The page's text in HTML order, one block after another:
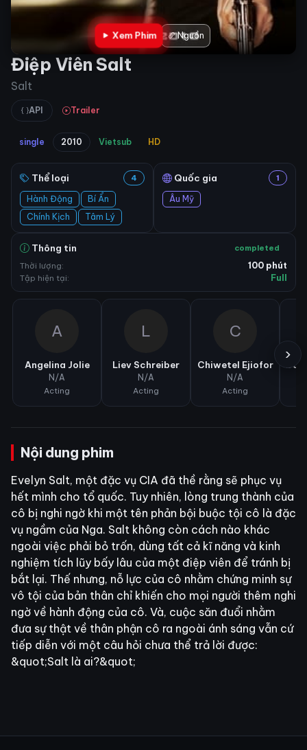
Xem Phim Nguồn
Điệp Viên Salt
Salt
API Trailer
single 2010 Vietsub HD
Thể loại 4
Hành Động
Bí Ẩn
Chính Kịch
Tâm Lý
Quốc gia 1
Âu Mỹ
Thông tin completed
Thời lượng:
100 phút
Tập hiện tại:
Full
A
Angelina Jolie
N/A
Acting
L
Liev Schreiber
N/A
Acting
C
Chiwetel Ejiofor
N/A
Acting
›
Nội dung phim
Evelyn Salt, một đặc vụ CIA đã thề rằng sẽ phục vụ
hết mình cho tổ quốc. Tuy nhiên, lòng trung thành của
cô bị nghi ngờ khi một tên phản bội buộc tội cô là đặc
vụ ngầm của Nga. Salt không còn cách nào khác
ngoài việc phải bỏ trốn, dùng tất cả kĩ năng và kinh
nghiệm tích lũy bấy lâu của một điệp viên để tránh bị
bắt lại. Thế nhưng, nỗ lực của cô nhằm chứng minh sự
vô tội của bản thân chỉ khiến cho mọi người thêm nghi
ngờ về hành động của cô. Và, cuộc săn đuổi nhằm
đưa sự thật về thân phận cô ra ngoài ánh sáng vẫn cứ
tiếp diễn với một câu hỏi chưa thể trả lời được:
&quot;Salt là ai?&quot;